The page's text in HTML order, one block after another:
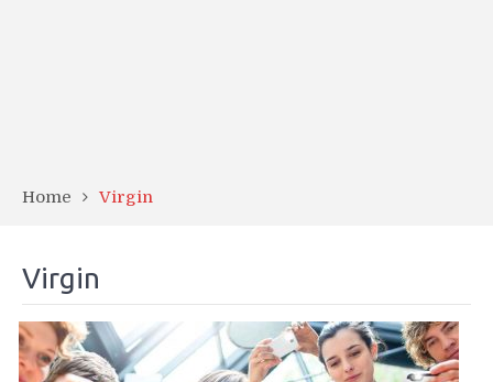
Home Virgin
Virgin